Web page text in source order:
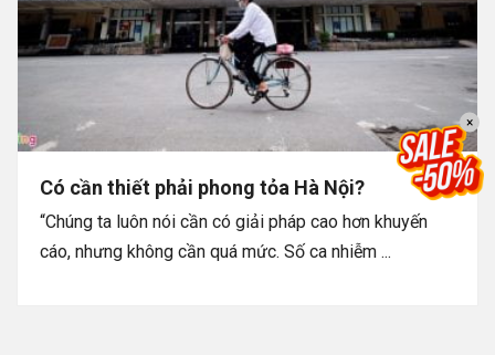
Có cần thiết phải phong tỏa Hà Nội?
“Chúng ta luôn nói cần có giải pháp cao hơn khuyến
cáo, nhưng không cần quá mức. Số ca nhiễm ...
×